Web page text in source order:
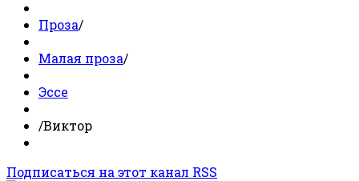
Проза/
Малая проза/
Эссе
/Виктор
Подписаться на этот канал RSS